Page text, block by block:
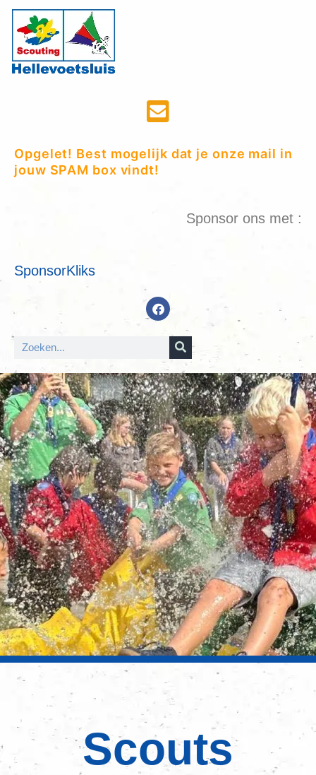
Opgelet! Best mogelijk dat je onze mail in
jouw SPAM box vindt!
Sponsor ons met :
SponsorKliks
Scouts